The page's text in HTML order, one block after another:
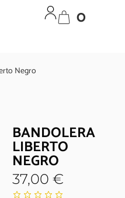
0
Negro
BANDOLERA
LIBERTO
NEGRO
37,00€